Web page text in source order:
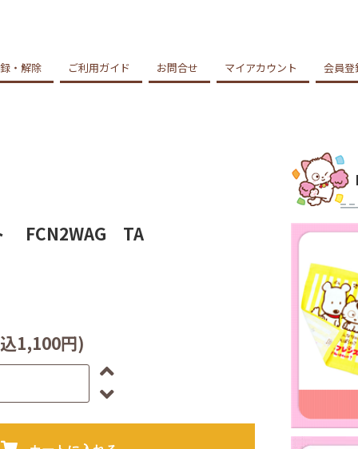
・解除 ご利用ガイド お問合せ マイアカウント 会員登
FCN2WAG TA
1,100円)